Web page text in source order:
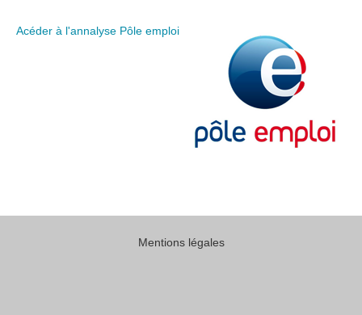
Acéder à l'annalyse Pôle emploi
Mentions légales